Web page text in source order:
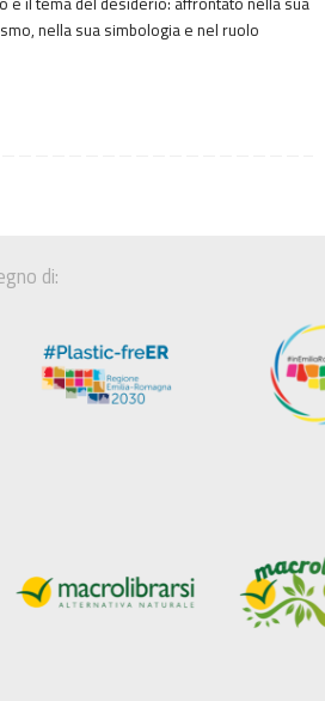
nella sua simbologia e nel ruolo
di: